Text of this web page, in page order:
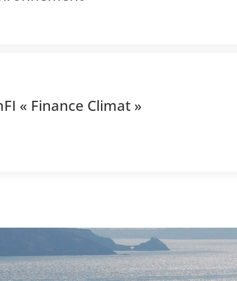
« Finance Climat »